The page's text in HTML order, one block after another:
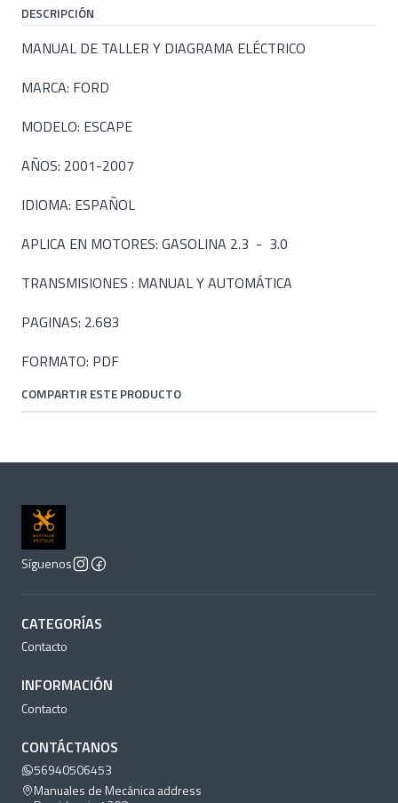
DESCRIPCIÓN
MANUAL DE TALLER Y DIAGRAMA ELÉCTRICO
MARCA: FORD
MODELO: ESCAPE
AÑOS: 2001-2007
IDIOMA: ESPAÑOL
APLICA EN MOTORES: GASOLINA 2.3 - 3.0
TRANSMISIONES : MANUAL Y AUTOMÁTICA
PAGINAS: 2.683
FORMATO: PDF
COMPARTIR ESTE PRODUCTO
Síguenos
CATEGORÍAS
Contacto
INFORMACIÓN
Contacto
CONTÁCTANOS
56940506453
Manuales de Mecánica address